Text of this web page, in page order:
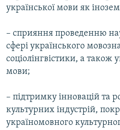
української мови як
– сприяння проведенню
сфері українського
соціолінгвістики, а також
мови;
– підтримку інновацій та
культурних індустрій,
україномовного